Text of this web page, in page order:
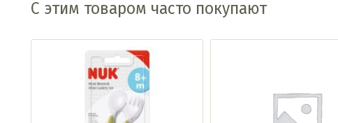
С этим товаром часто покупают